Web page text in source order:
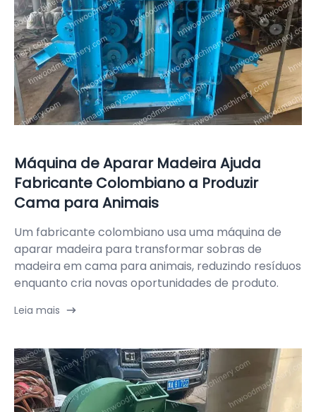
Máquina de Aparar Madeira Ajuda
Fabricante Colombiano a Produzir
Cama para Animais
Um fabricante colombiano usa uma máquina de
aparar madeira para transformar sobras de
madeira em cama para animais, reduzindo resíduos
enquanto cria novas oportunidades de produto.
Leia mais